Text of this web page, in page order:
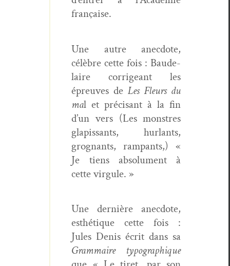
française.
Une autre anec­dote,
célèbre cette fois : Baude­
laire cor­rigeant les
épreuves de Les Fleurs du
mal et pré­cisant à la fin
d’un vers (Les mon­stres
glapis­sants, hurlants,
grog­nants, ram­pants,) «
Je tiens absol­u­ment à
cette virgule. »
Une dernière anec­dote,
esthé­tique cette fois :
Jules Denis écrit dans sa
Gram­maire typographique